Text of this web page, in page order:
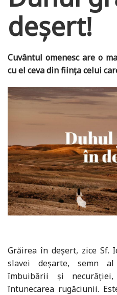
deșert!
Cuvântul omenesc are o
cu el ceva din ființa celui
Grăirea în deșert, zice Sf.
slavei deșarte, semn
îmbuibării și
întunecarea rugăciunii.